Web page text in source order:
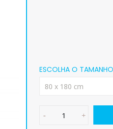
ESCOLHA O TAMANHO